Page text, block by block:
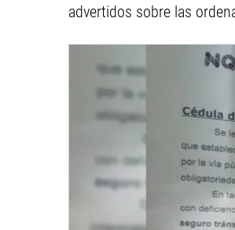
advertidos sobre las